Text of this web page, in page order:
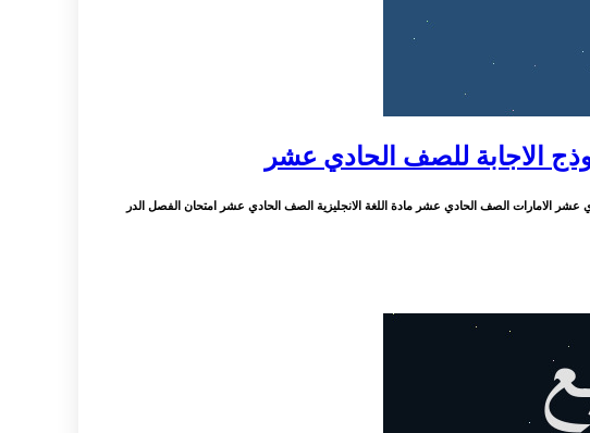
الامارات الصف الحادي عشر مادة اللغة الانجليزية الصف الحادي عشر امتحان الفصل الدر